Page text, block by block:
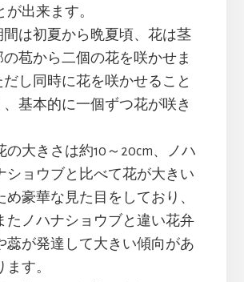
が出来ます。
間は初夏から晩夏頃、花は茎
の苞から二個の花を咲かせま
だし同時に花を咲かせること
、基本的に一個ずつ花が咲き
の大きさは約10～20cm、ノハ
ショウブと比べて花が大きい
め豪華な見た目をしており、
たノハナショウブと違い花弁
蕊が発達して大きい傾向があ
ます。